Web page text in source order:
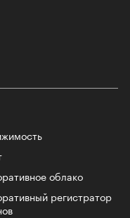
облако
регистратор